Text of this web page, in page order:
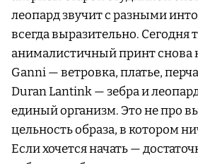
леопард звучит с разными
всегда выразительно. Сегодня
анималистичный принт снова
Ganni — ветровка, платье,
Duran Lantink — зебра и
единый организм. Это не про
цельность образа, в котором
Если хочется начать —